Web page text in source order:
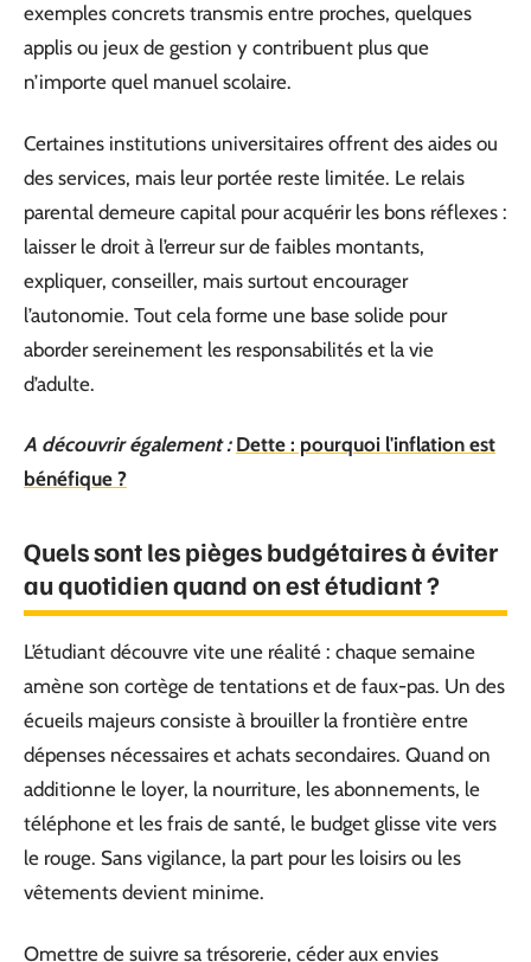
exemples concrets transmis entre proches, quelques
applis ou jeux de gestion y contribuent plus que
n’importe quel manuel scolaire.
Certaines institutions universitaires offrent des aides ou
des services, mais leur portée reste limitée. Le relais
parental demeure capital pour acquérir les bons réflexes :
laisser le droit à l’erreur sur de faibles montants,
expliquer, conseiller, mais surtout encourager
l’autonomie. Tout cela forme une base solide pour
aborder sereinement les responsabilités et la vie
d’adulte.
A découvrir également : Dette : pourquoi l'inflation est
bénéfique ?
Quels sont les pièges budgétaires à éviter
au quotidien quand on est étudiant ?
L’étudiant découvre vite une réalité : chaque semaine
amène son cortège de tentations et de faux-pas. Un des
écueils majeurs consiste à brouiller la frontière entre
dépenses nécessaires et achats secondaires. Quand on
additionne le loyer, la nourriture, les abonnements, le
téléphone et les frais de santé, le budget glisse vite vers
le rouge. Sans vigilance, la part pour les loisirs ou les
vêtements devient minime.
Omettre de suivre sa trésorerie, céder aux envies